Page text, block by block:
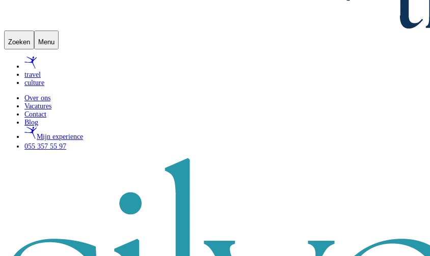
Zoeken Menu
travel
culture
Over ons
Vacatures
Contact
Blog
Mijn experience
055 357 55 97